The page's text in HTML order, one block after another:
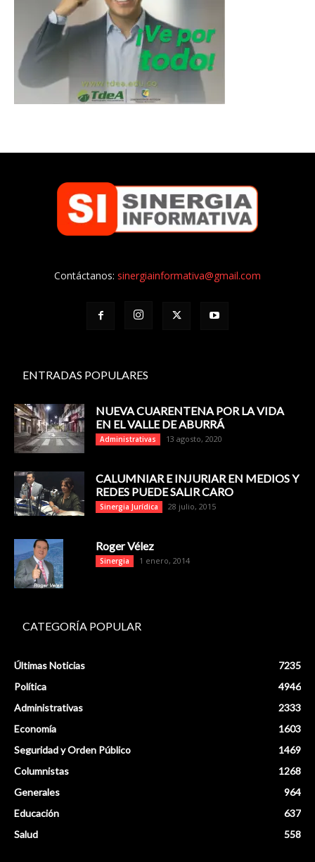
Contáctanos: sinergiainformativa@gmail.com
ENTRADAS POPULARES
NUEVA CUARENTENA POR LA VIDA
EN EL VALLE DE ABURRÁ
Administrativas 13 agosto, 2020
CALUMNIAR E INJURIAR EN MEDIOS Y
REDES PUEDE SALIR CARO
Sinergia Jurídica 28 julio, 2015
Roger Vélez
Sinergia 1 enero, 2014
CATEGORÍA POPULAR
Últimas Noticias
7235
Política
4946
Administrativas
2333
Economía
1603
Seguridad y Orden Público
1469
Columnistas
1268
Generales
964
Educación
637
Salud
558